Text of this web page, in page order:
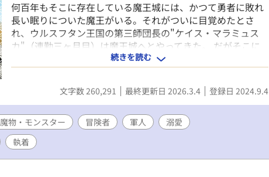
何百年もそこに存在している魔王城には、かつて勇者に敗れ
長い眠りについた魔王がいる。それがついに目覚めたとさ
れ、ウルスフタン王国の第三師団長の"ケイス・マラミュス
カ"（連勤三ヶ月目）は魔王城へとやってきた。 だがそこに
いたのは、玉座の間には居らずキッチンでタルトを焼いてい
る魔王(？)で…… 「ここは魔王城じゃなく"避難"城です」
「避難城」 「ただひっそりと隠居生活を楽しんでる魔物しか
いません」 「隠居生活」 「そして隠居筆頭がそこでタルト
勤師団長×隠居(？)魔王のドタバタ恋事変！ スイッチを押し
まくるジーンに頭を抱えるケイスは、無事休暇を得ることが
できるのか…そしてどうなる、魔王の隠居生活！！ 「つまり
お前を監禁すれば解決するってことか…？」 「今オレはお前
続きを読む
文字数 260,291 最終更新日 2026.3.4 登録日 2024.9.4
魔物・モンスター 冒険者 軍人
溺愛
執着